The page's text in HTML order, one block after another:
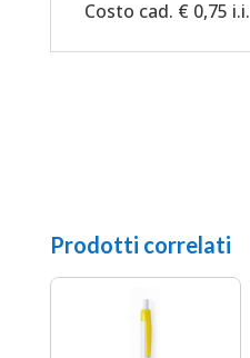
Costo cad. € 0,75 i.i.
Prodotti correlati